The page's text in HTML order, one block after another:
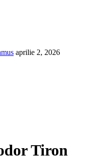
aprilie 2, 2026
Tiron